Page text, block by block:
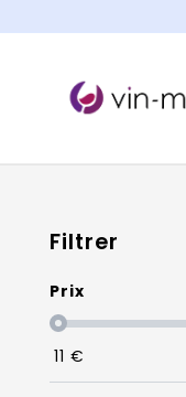
Filtrer
Prix
11 €